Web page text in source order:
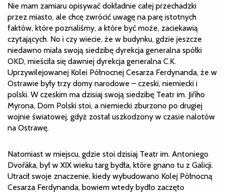
Nie mam zamiaru opisywać dokładnie całej przechadzki
przez miasto, ale chcę zwrócić uwagę na parę istotnych
faktów, które poznaliśmy, a które być może, zaciekawią
czytających. No i czy wiecie, że w budynku, gdzie jeszcze
niedawno miała swoją siedzibę dyrekcja generalna spółki
OKD, mieściła się dawniej dyrekcja generalna C.K.
Uprzywilejowanej Kolei Północnej Cesarza Ferdynanda, że w
Ostrawie były trzy domy narodowe – czeski, niemiecki i
polski. W czeskim ma dzisiaj swoją siedzibę Teatr im. Jiřího
Myrona, Dom Polski stoi, a niemiecki zburzono po drugiej
wojnie światowej, gdyż został uszkodzony w czasie nalotów
na Ostrawę.
Natomiast w miejscu, gdzie stoi dzisiaj Teatr im. Antoniego
Dvořáka, był w XIX wieku targ bydła, które gnano tu z Galicji.
Utracił swoje znaczenie, kiedy wybudowano Kolej Północną
Cesarza Ferdynanda, bowiem wtedy bydło zaczęto